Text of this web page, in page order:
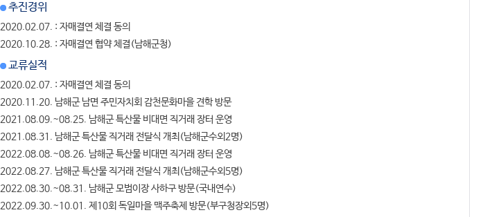
추진경위
2020.02.07. : 자매결연 체결 동의
2020.10.28. : 자매결연 협약 체결(남해군청)
교류실적
2020.02.07. : 자매결연 체결 동의
2020.11.20. 남해군 남면 주민자치회 감천문화마을 견학 방문
2021.08.09.~08.25. 남해군 특산물 비대면 직거래 장터 운영
2021.08.31. 남해군 특산물 직거래 전달식 개최(남해군수외2명)
2022.08.08.~08.26. 남해군 특산물 비대면 직거래 장터 운영
2022.08.27. 남해군 특산물 직거래 전달식 개최(남해군수외5명)
2022.08.30.~08.31. 남해군 모범이장 사하구 방문(국내연수)
2022.09.30.~10.01. 제10회 독일마을 맥주축제 방문(부구청장외5명)